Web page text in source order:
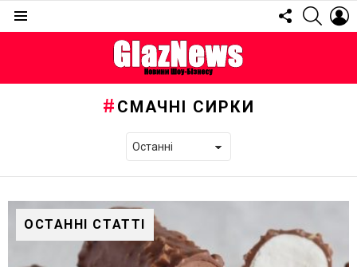
FOLLOW
US
СМАЧНІ СИРКИ
ОСТАННІ СТАТТІ